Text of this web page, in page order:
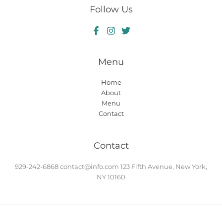
Follow Us
Menu
Home
About
Menu
Contact
Contact
929-242-6868 contact@info.com 123 Fifth Avenue, New York,
NY 10160